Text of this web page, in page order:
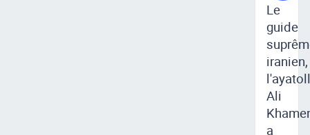
Le
guide
iranien,
Ali
a